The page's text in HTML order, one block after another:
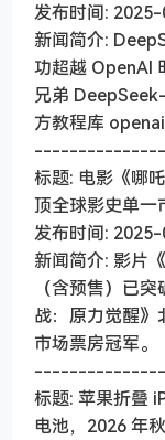
发布时间:
新闻简介:
功超越 OpenAI
兄弟
方教程库
标题: 电影《哪
顶全球影史单一
发布时间:
新闻简介: 影片
（含预售）已
战：原力觉醒》
市场票房冠军。
标题: 苹果折叠
电池，2026 年